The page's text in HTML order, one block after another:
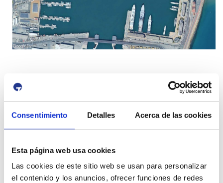
Consentimiento Detalles Acerca de las cookies
Esta página web usa cookies
Las cookies de este sitio web se usan para personalizar
el contenido y los anuncios, ofrecer funciones de redes
Localització
Tarragona
España